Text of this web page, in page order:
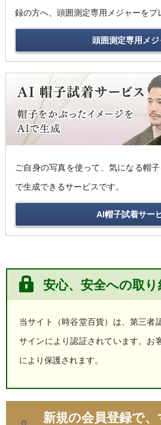
録の方へ、頭囲測定専用メジャーをプ
頭囲測定専用メジ
ご自身の写真を使って、気になる帽
で生成できるサービスです。
AI帽子試着サー
安心、安全への取り
当サイト（時谷堂百貨）は、第三者
サインにより認証されています。お
により保護されます。
新規の会員登録で